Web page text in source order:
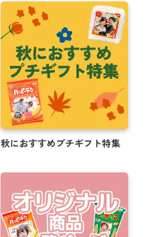
秋におすすめプチギフト特集